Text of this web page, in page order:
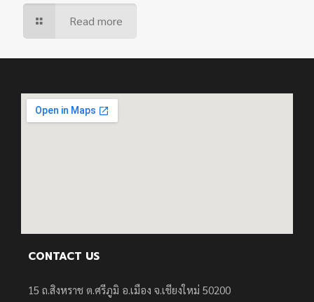
Read more
CONTACT US
15 ถ.สิงหราช ต.ศรีภูมิ อ.เมือง จ.เชียงใหม่ 50200